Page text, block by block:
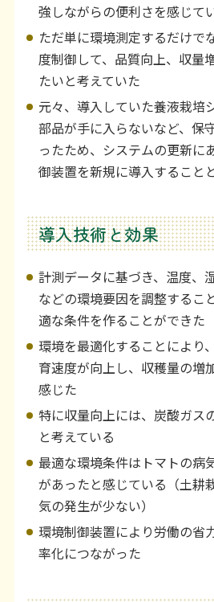
強しながらの便利さを感じて
ただ単に環境測定するだけで
度制御して、品質向上、収量
たいと考えていた
元々、導入していた養液栽培
部品が手に入らないなど、保
ったため、システムの更新に
御装置を新規に導入すること
導入技術と効果
計測データに基づき、温度、
などの環境要因を調整するこ
適な条件を作ることができた
環境を最適化することにより
育速度が向上し、収穫量の増
感じた
特に収量向上には、炭酸ガス
と考えている
最適な環境条件はトマトの病
があったと感じている（土耕
気の発生が少ない）
環境制御装置により労働の省
率化につながった